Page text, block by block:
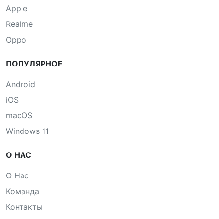
Apple
Realme
Oppo
ПОПУЛЯРНОЕ
Android
iOS
macOS
Windows 11
О НАС
О Нас
Команда
Контакты